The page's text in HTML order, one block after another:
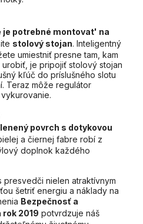
je potrebné montovat' na
stolový stojan. Inteligentný
umiestniť presne tam, kam
je pripojiť stolový stojan
kľúč do príslušného slotu
Teraz môže regulátor
povrch s dotykovou
a čiernej fabre robí z
doplnok každého
presvedči nielen atraktívnym
šetriť energiu a náklady na
Bezpečnosť a
2019 potvrdzuje náš